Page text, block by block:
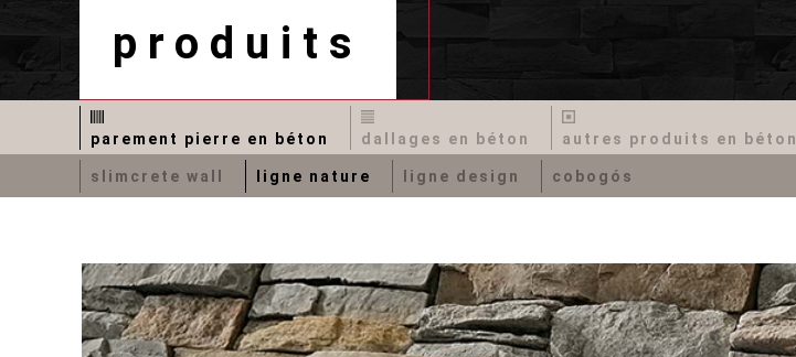
produits
parement pierre en béton dallages en béton autres produits en béton
slimcrete wall ligne nature ligne design cobogós